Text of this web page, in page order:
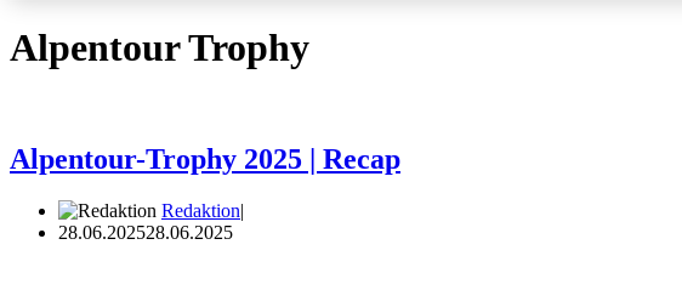
Alpentour Trophy
Alpentour-Trophy 2025 | Recap
Redaktion
28.06.202528.06.2025